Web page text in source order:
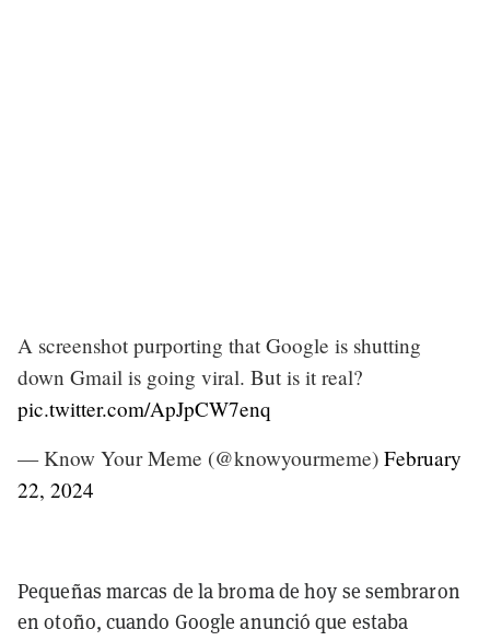
A screenshot purporting that Google is shutting
down Gmail is going viral. But is it real?
pic.twitter.com/ApJpCW7enq
— Know Your Meme (@knowyourmeme) February
22, 2024
Pequeñas marcas de la broma de hoy se sembraron
en otoño, cuando Google anunció que estaba